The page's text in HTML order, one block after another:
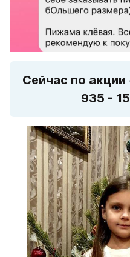
Сейчас по акции
935 -